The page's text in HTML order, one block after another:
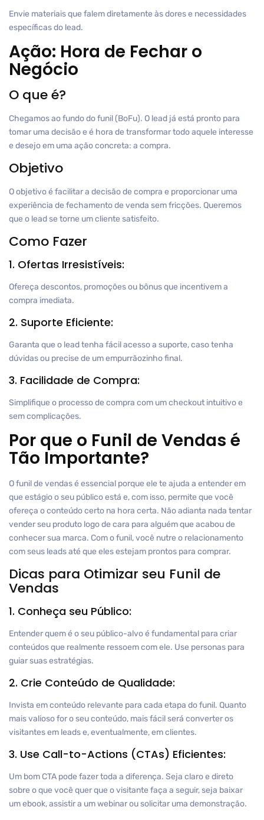
Envie materiais que falem diretamente às dores e necessidades
específicas do lead.
Ação: Hora de Fechar o
Negócio
O que é?
Chegamos ao fundo do funil (BoFu). O lead já está pronto para
tomar uma decisão e é hora de transformar todo aquele interesse
e desejo em uma ação concreta: a compra.
Objetivo
O objetivo é facilitar a decisão de compra e proporcionar uma
experiência de fechamento de venda sem fricções. Queremos
que o lead se torne um cliente satisfeito.
Como Fazer
1. Ofertas Irresistíveis:
Ofereça descontos, promoções ou bônus que incentivem a
compra imediata.
2. Suporte Eficiente:
Garanta que o lead tenha fácil acesso a suporte, caso tenha
dúvidas ou precise de um empurrãozinho final.
3. Facilidade de Compra:
Simplifique o processo de compra com um checkout intuitivo e
sem complicações.
Por que o Funil de Vendas é
Tão Importante?
O funil de vendas é essencial porque ele te ajuda a entender em
que estágio o seu público está e, com isso, permite que você
ofereça o conteúdo certo na hora certa. Não adianta nada tentar
vender seu produto logo de cara para alguém que acabou de
conhecer sua marca. Com o funil, você nutre o relacionamento
com seus leads até que eles estejam prontos para comprar.
Dicas para Otimizar seu Funil de
Vendas
1. Conheça seu Público:
Entender quem é o seu público-alvo é fundamental para criar
conteúdos que realmente ressoem com ele. Use personas para
guiar suas estratégias.
2. Crie Conteúdo de Qualidade:
Invista em conteúdo relevante para cada etapa do funil. Quanto
mais valioso for o seu conteúdo, mais fácil será converter os
visitantes em leads e, eventualmente, em clientes.
3. Use Call-to-Actions (CTAs) Eficientes:
Um bom CTA pode fazer toda a diferença. Seja claro e direto
sobre o que você quer que o visitante faça a seguir, seja baixar
um ebook, assistir a um webinar ou solicitar uma demonstração.